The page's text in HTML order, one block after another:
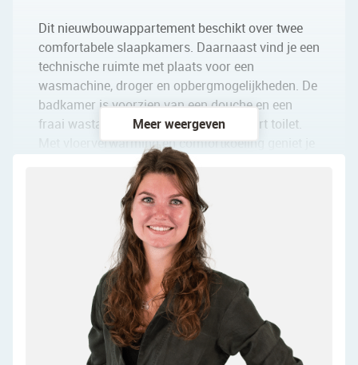
Dit nieuwbouwappartement beschikt over twee
comfortabele slaapkamers. Daarnaast vind je een
technische ruimte met plaats voor een
wasmachine, droger en opbergmogelijkheden. De
badkamer is voorzien van een douche en een
fraai wastafelmeubel, ook is er een apart toilet.
Met vloerverwarming en comfortkoeling geniet je
het hele jaar door van een ongekend
comfortniveau. Deze appartementen zijn
ontworpen om aan al je wensen te voldoen,
waarbij comfort en duurzaamheid gecombineerd
worden. Mis deze kans niet om jouw perfecte
thuis te vinden!
Kubus Noord Fase 2 in Amsterdam Noord
Wonen op de plek die bij je past.
Hi, heb je al gehoord van Kubus Noord? Je weet
natuurlijk alláng hoe leuk en bruisend Amsterdam
Meer weergeven